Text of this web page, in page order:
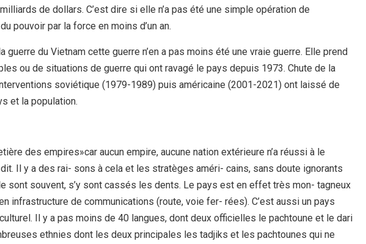
de dollars. C’est dire si elle n’a pas été une simple opération de
pouvoir par la force en moins d’un an.
guerre du Vietnam cette guerre n’en a pas moins été une vraie guerre. Elle prend
ou de situations de guerre qui ont ravagé le pays depuis 1973. Chute de la
soviétique (1979-1989) puis américaine (2001-2021) ont laissé de
et la population.
des empires»car aucun empire, aucune nation extérieure n’a réussi à le
Il y a des rai- sons à cela et les stratèges améri- cains, sans doute ignorants
sont souvent, s’y sont cassés les dents. Le pays est en effet très mon- tagneux
infrastructure de communications (route, voie fer- rées). C’est aussi un pays
Il y a pas moins de 40 langues, dont deux officielles le pachtoune et le dari
ethnies dont les deux principales les tadjiks et les pachtounes qui ne